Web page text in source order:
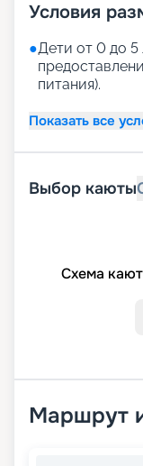
Условия
●Дети от 0 до 5
питания).
Показать все
Выбор каюты
Схема
Маршрут